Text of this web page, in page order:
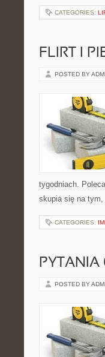
CATEGORIES:
FLIRT I
POSTED BY
tygodniach.
skupia się na
CATEGORIES:
POSTED BY